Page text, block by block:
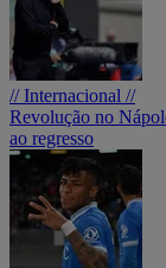
// Internacional //
Revolução no
ao regresso